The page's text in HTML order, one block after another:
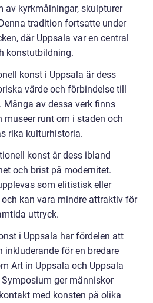
av kyrkmålningar, skulpturer
tradition fortsatte under
där Uppsala var en central
konstutbildning.
konst i Uppsala är dess
värde och förbindelse till
Många av dessa verk finns
runt om i staden och
rika kulturhistoria.
konst är dess ibland
och brist på modernitet.
som elitistisk eller
kan vara mindre attraktiv för
uttryck.
i Uppsala har fördelen att
för en bredare
Art in Uppsala och Uppsala
ger människor
med konsten på olika